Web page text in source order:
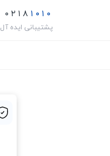
۰۲۱۸ ۱۰۱۰
پشتیبانی ایده آل